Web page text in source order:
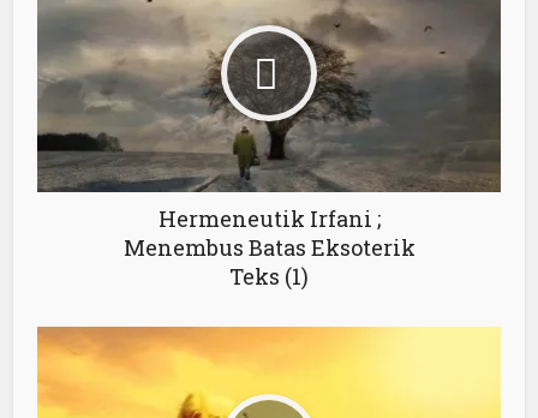
Hermeneutik Irfani ;
Menembus Batas Eksoterik
Teks (1)